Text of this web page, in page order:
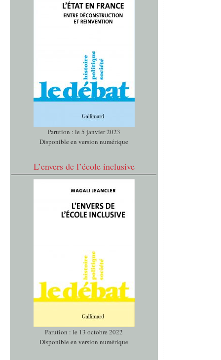
Parution : le 5 janvier 2023
Disponible en version numérique
L’envers de l’école inclusive
Parution : le 13 octobre 2022
Disponible en version numérique